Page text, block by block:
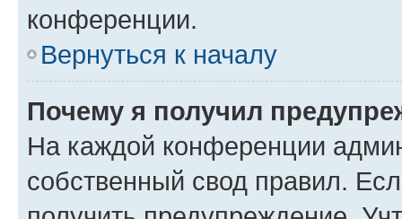
конференции.
Вернуться к началу
Почему я получил
На каждой конференции
собственный свод правил.